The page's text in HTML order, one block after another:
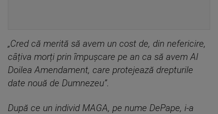
„Cred că merită să avem un cost de, din nefericire,
câțiva morți prin împușcare pe an ca să avem Al
Doilea Amendament, care protejează drepturile
date nouă de Dumnezeu”.
După ce un individ MAGA, pe nume DePape, i-a